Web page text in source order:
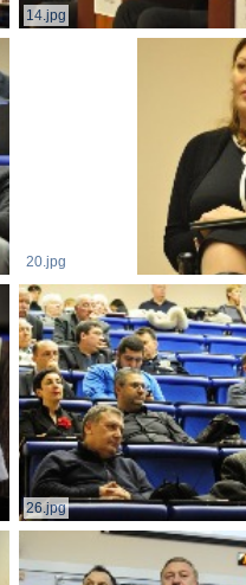
14.jpg
20.jpg
26.jpg